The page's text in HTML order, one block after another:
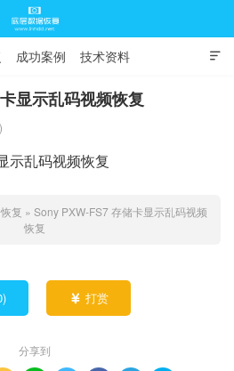

成功案例 技术资料
显示乱码视频恢复
示乱码视频恢复
复 » Sony PXW-FS7 存储卡显示乱码视频
恢复
)  打赏
分享到